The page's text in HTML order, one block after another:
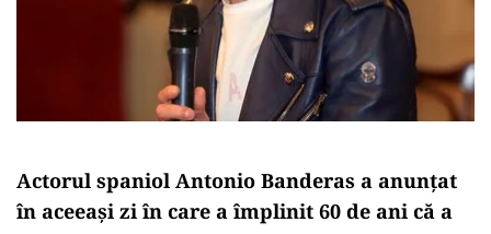
Actorul spaniol Antonio Banderas a anunțat
în aceeași zi în care a împlinit 60 de ani că a